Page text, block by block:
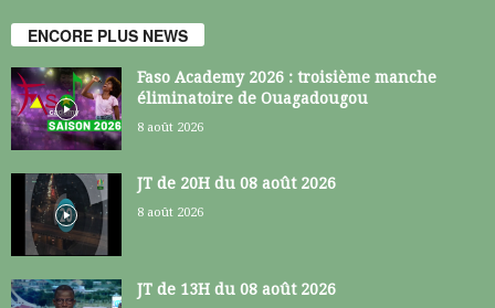
ENCORE PLUS NEWS
Faso Academy 2026 : troisième manche
éliminatoire de Ouagadougou
8 août 2026
JT de 20H du 08 août 2026
8 août 2026
JT de 13H du 08 août 2026